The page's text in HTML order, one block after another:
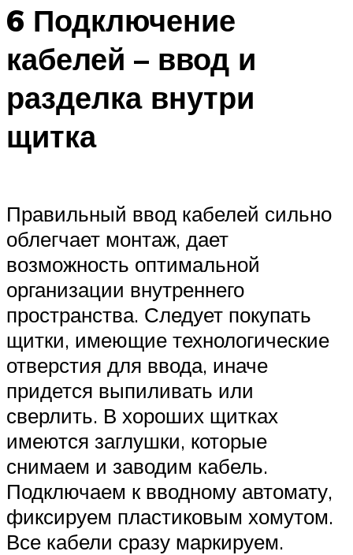
6 Подключение
кабелей – ввод и
разделка внутри
щитка
Правильный ввод кабелей сильно
облегчает монтаж, дает
возможность оптимальной
организации внутреннего
пространства. Следует покупать
щитки, имеющие технологические
отверстия для ввода, иначе
придется выпиливать или
сверлить. В хороших щитках
имеются заглушки, которые
снимаем и заводим кабель.
Подключаем к вводному автомату,
фиксируем пластиковым хомутом.
Все кабели сразу маркируем.